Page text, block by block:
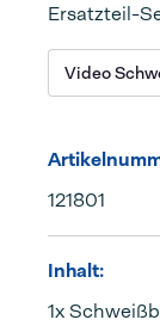
Ersatzteil-
Video
121801
Inhalt:
1x